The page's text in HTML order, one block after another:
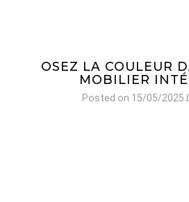
OSEZ LA COULEUR
MOBILIER
Posted on 15/05/2025